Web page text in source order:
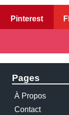
Pinterest
Pages
À Propos
Contact